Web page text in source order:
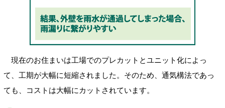
現在のお住まいは工場でのプレカットとユニット化によっ
て、工期が大幅に短縮されました。そのため、通気構法であっ
ても、コストは大幅にカットされています。